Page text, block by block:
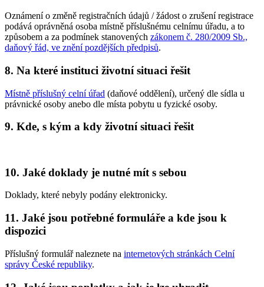
Oznámení o změně registračních údajů / žádost o zrušení registrace
podává oprávněná osoba místně příslušnému celnímu úřadu, a to
způsobem a za podmínek stanovených zákonem č. 280/2009 Sb.,
daňový řád, ve znění pozdějších předpisů.
8. Na které instituci životní situaci řešit
Místně příslušný celní úřad (daňové oddělení), určený dle sídla u
právnické osoby anebo dle místa pobytu u fyzické osoby.
9. Kde, s kým a kdy životní situaci řešit
10. Jaké doklady je nutné mít s sebou
Doklady, které nebyly podány elektronicky.
11. Jaké jsou potřebné formuláře a kde jsou k
dispozici
Příslušný formulář naleznete na internetových stránkách Celní
správy České republiky.